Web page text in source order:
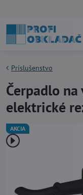
AKCIA
Príslušenstvo
Čerpadlo na
elektrické